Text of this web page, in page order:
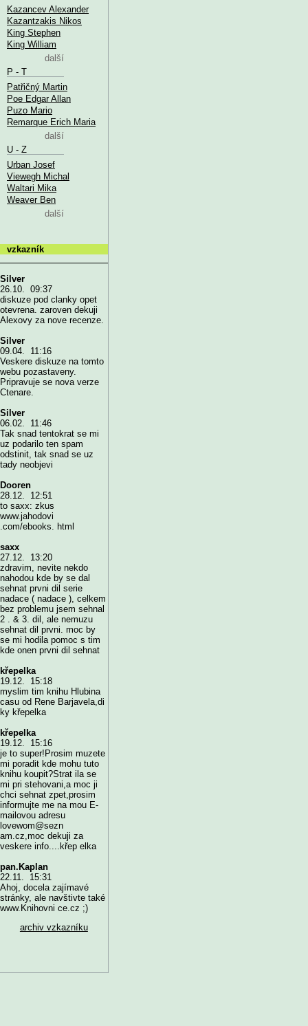
Kazancev Alexander
Kazantzakis Nikos
King Stephen
King William
další
P - T
Patřičný Martin
Poe Edgar Allan
Puzo Mario
Remarque Erich Maria
další
U - Z
Urban Josef
Viewegh Michal
Waltari Mika
Weaver Ben
další
vzkazník
Silver
26.10. 09:37
diskuze pod clanky opet
otevrena. zaroven dekuji
Alexovy za nove recenze.
Silver
09.04. 11:16
Veskere diskuze na tomto
webu pozastaveny.
Pripravuje se nova verze
Ctenare.
Silver
06.02. 11:46
Tak snad tentokrat se mi
uz podarilo ten spam
odstinit, tak snad se uz
tady neobjevi
Dooren
28.12. 12:51
to saxx: zkus
www.jahodovi
.com/ebooks. html
saxx
27.12. 13:20
zdravim, nevite nekdo
nahodou kde by se dal
sehnat prvni dil serie
nadace ( nadace ), celkem
bez problemu jsem sehnal
2 . & 3. dil, ale nemuzu
sehnat dil prvni. moc by
se mi hodila pomoc s tim
kde onen prvni dil sehnat
křepelka
19.12. 15:18
myslim tim knihu Hlubina
casu od Rene Barjavela,di
ky křepelka
křepelka
19.12. 15:16
je to super!Prosim muzete
mi poradit kde mohu tuto
knihu koupit?Strat ila se
mi pri stehovani,a moc ji
chci sehnat zpet,prosim
informujte me na mou E-
mailovou adresu
lovewom@sezn
am.cz,moc dekuji za
veskere info....křep elka
pan.Kaplan
22.11. 15:31
Ahoj, docela zajímavé
stránky, ale navštivte také
www.Knihovni ce.cz ;)
archiv vzkazníku